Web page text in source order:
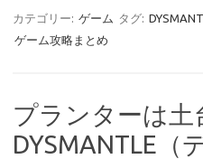
カテゴリー: ゲーム タグ:
ゲーム攻略まとめ
プランターは土
DYSMANTLE（